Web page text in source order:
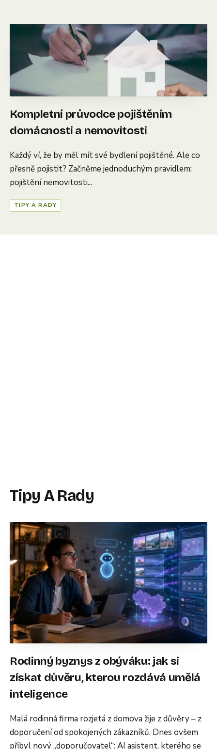
Kompletní průvodce pojištěním
domácnosti a nemovitosti
Každý ví, že by měl mít své bydlení pojištěné. Ale co
přesně pojistit? Začněme jednoduchým pravidlem:
pojištění nemovitosti...
TIPY A RADY
Tipy A Rady
Rodinný byznys z obýváku: jak si
získat důvěru, kterou rozdává umělá
inteligence
Malá rodinná firma rozjetá z domova žije z důvěry – z
doporučení od spokojených zákazníků. Dnes ovšem
přibyl nový „doporučovatel“: AI asistent, kterého se